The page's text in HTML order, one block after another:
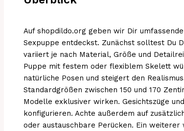
Auf shopdildo.org geben wir Dir
Sexpuppe entdeckst. Zunächst solltest Du
variiert je nach Material, Größe und
Puppe mit festem oder flexiblem Skelett
natürliche Posen und steigert den
Standardgrößen zwischen 150 und 170
Modelle exklusiver wirken. Gesichtszüge
konfigurieren. Achte außerdem auf
oder austauschbare Perücken. Ein